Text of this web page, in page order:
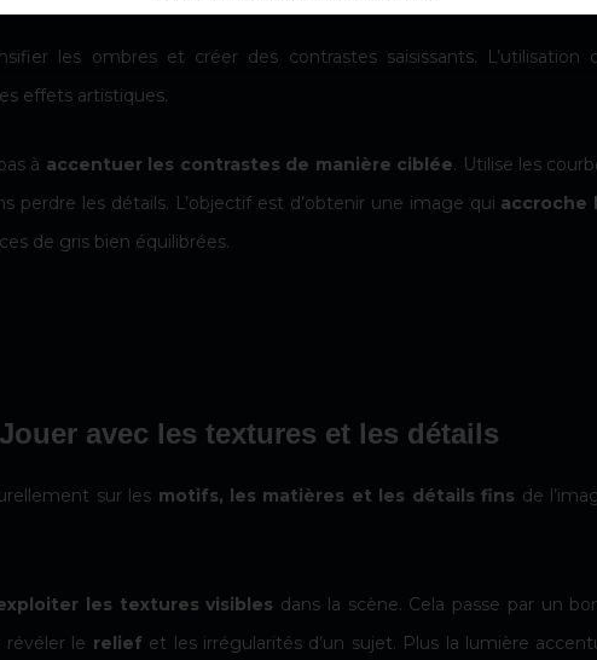
les ombres et créer des contrastes saisissants.
effets artistiques.
à accentuer les contrastes de manière ciblée. Utilise les
perdre les détails. L’objectif est d’obtenir une image qui accroche
de gris bien équilibrées.
avec les textures et les détails
sur les motifs, les matières et les détails fins de
les textures visibles dans la scène. Cela passe par un
le relief et les irrégularités d’un sujet. Plus la lumière